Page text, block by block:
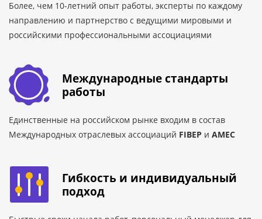
Более, чем 10-летний опыт работы, эксперты по каждому
направлению и партнерство с ведущими мировыми и
российскими профессиональными ассоциациями
Международные стандарты
работы
Единственные на российском рынке входим в состав
Международных отраслевых ассоциаций FIBEP и AMEC
Гибкость и индивидуальный
подход